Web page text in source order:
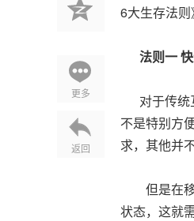
更多
返回
6大生存法则
法则一
对于传统
不是特别方
求，其他并
但是在移
状态，这就